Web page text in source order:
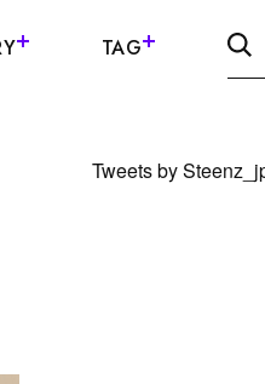
TAG
Tweets by